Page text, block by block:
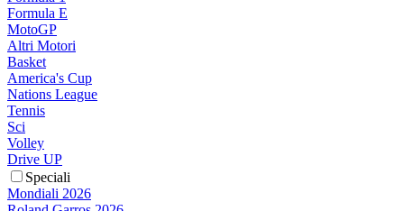
Formula E
MotoGP
Altri Motori
Basket
America's Cup
Nations League
Tennis
Sci
Volley
Drive UP
Speciali
Mondiali 2026